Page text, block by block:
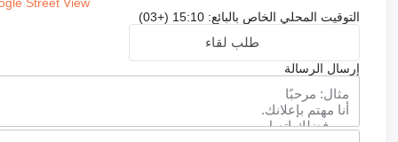
Street View
التوقيت المحلي الخاص بالبائع: 15:10 (+03)
طلب لقاء
إرسال الرسالة